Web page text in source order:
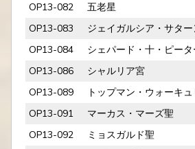
OP13-082
五老星
OP13-083
ジェイガルシア・サタ
OP13-084
シェパード・十・ピー
OP13-086
シャルリア宮
OP13-089
トップマン・ウォーキ
OP13-091
マーカス・マーズ聖
OP13-092
ミョスガルド聖